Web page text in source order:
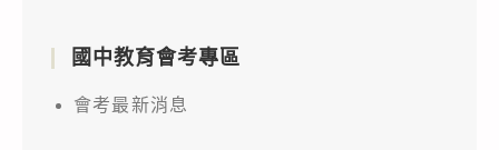
國中教育會考專區
會考最新消息